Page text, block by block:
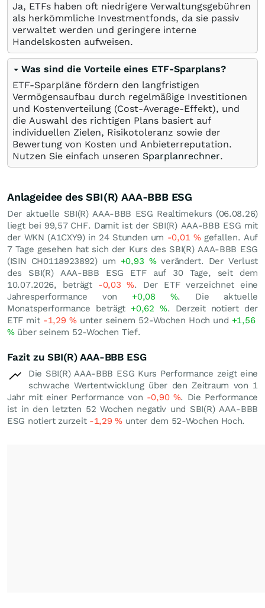
Ja, ETFs haben oft niedrigere Verwaltungsgebühren
als herkömmliche Investmentfonds, da sie passiv
verwaltet werden und geringere interne
Handelskosten aufweisen.
Was sind die Vorteile eines ETF-Sparplans?
ETF-Sparpläne fördern den langfristigen
Vermögensaufbau durch regelmäßige Investitionen
und Kostenverteilung (Cost-Average-Effekt), und
die Auswahl des richtigen Plans basiert auf
individuellen Zielen, Risikotoleranz sowie der
Bewertung von Kosten und Anbieterreputation.
Nutzen Sie einfach unseren Sparplanrechner.
Anlageidee des SBI(R) AAA-BBB ESG
Der aktuelle SBI(R) AAA-BBB ESG Realtimekurs (06.08.26)
liegt bei 99,57 CHF. Damit ist der SBI(R) AAA-BBB ESG mit
der WKN (A1CXY9) in 24 Stunden um -0,01 %gefallen. Auf
7 Tage gesehen hat sich der Kurs des SBI(R) AAA-BBB ESG
(ISIN CH0118923892) um +0,93 %verändert. Der Verlust
des SBI(R) AAA-BBB ESG ETF auf 30 Tage, seit dem
10.07.2026, beträgt -0,03%. Der ETF verzeichnet eine
Jahresperformance von +0,08 %. Die aktuelle
Monatsperformance beträgt +0,62 %. Derzeit notiert der
ETF mit -1,29 %unter seinem 52-Wochen Hoch und +1,56
%über seinem 52-Wochen Tief.
Fazit zu SBI(R) AAA-BBB ESG
Die SBI(R) AAA-BBB ESG Kurs Performance zeigt eine
schwache Wertentwicklung über den Zeitraum von 1
Jahr mit einer Performance von -0,90 %. Die Performance
ist in den letzten 52 Wochen negativ und SBI(R) AAA-BBB
ESG notiert zurzeit -1,29%unter dem 52-Wochen Hoch.